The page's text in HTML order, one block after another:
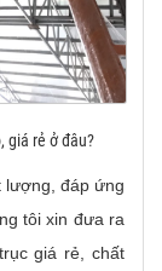
‌rẻ‌ ‌ở‌ ‌đâu?‌
lượng, đáp ứng
tôi xin đưa ra
giá rẻ, chất